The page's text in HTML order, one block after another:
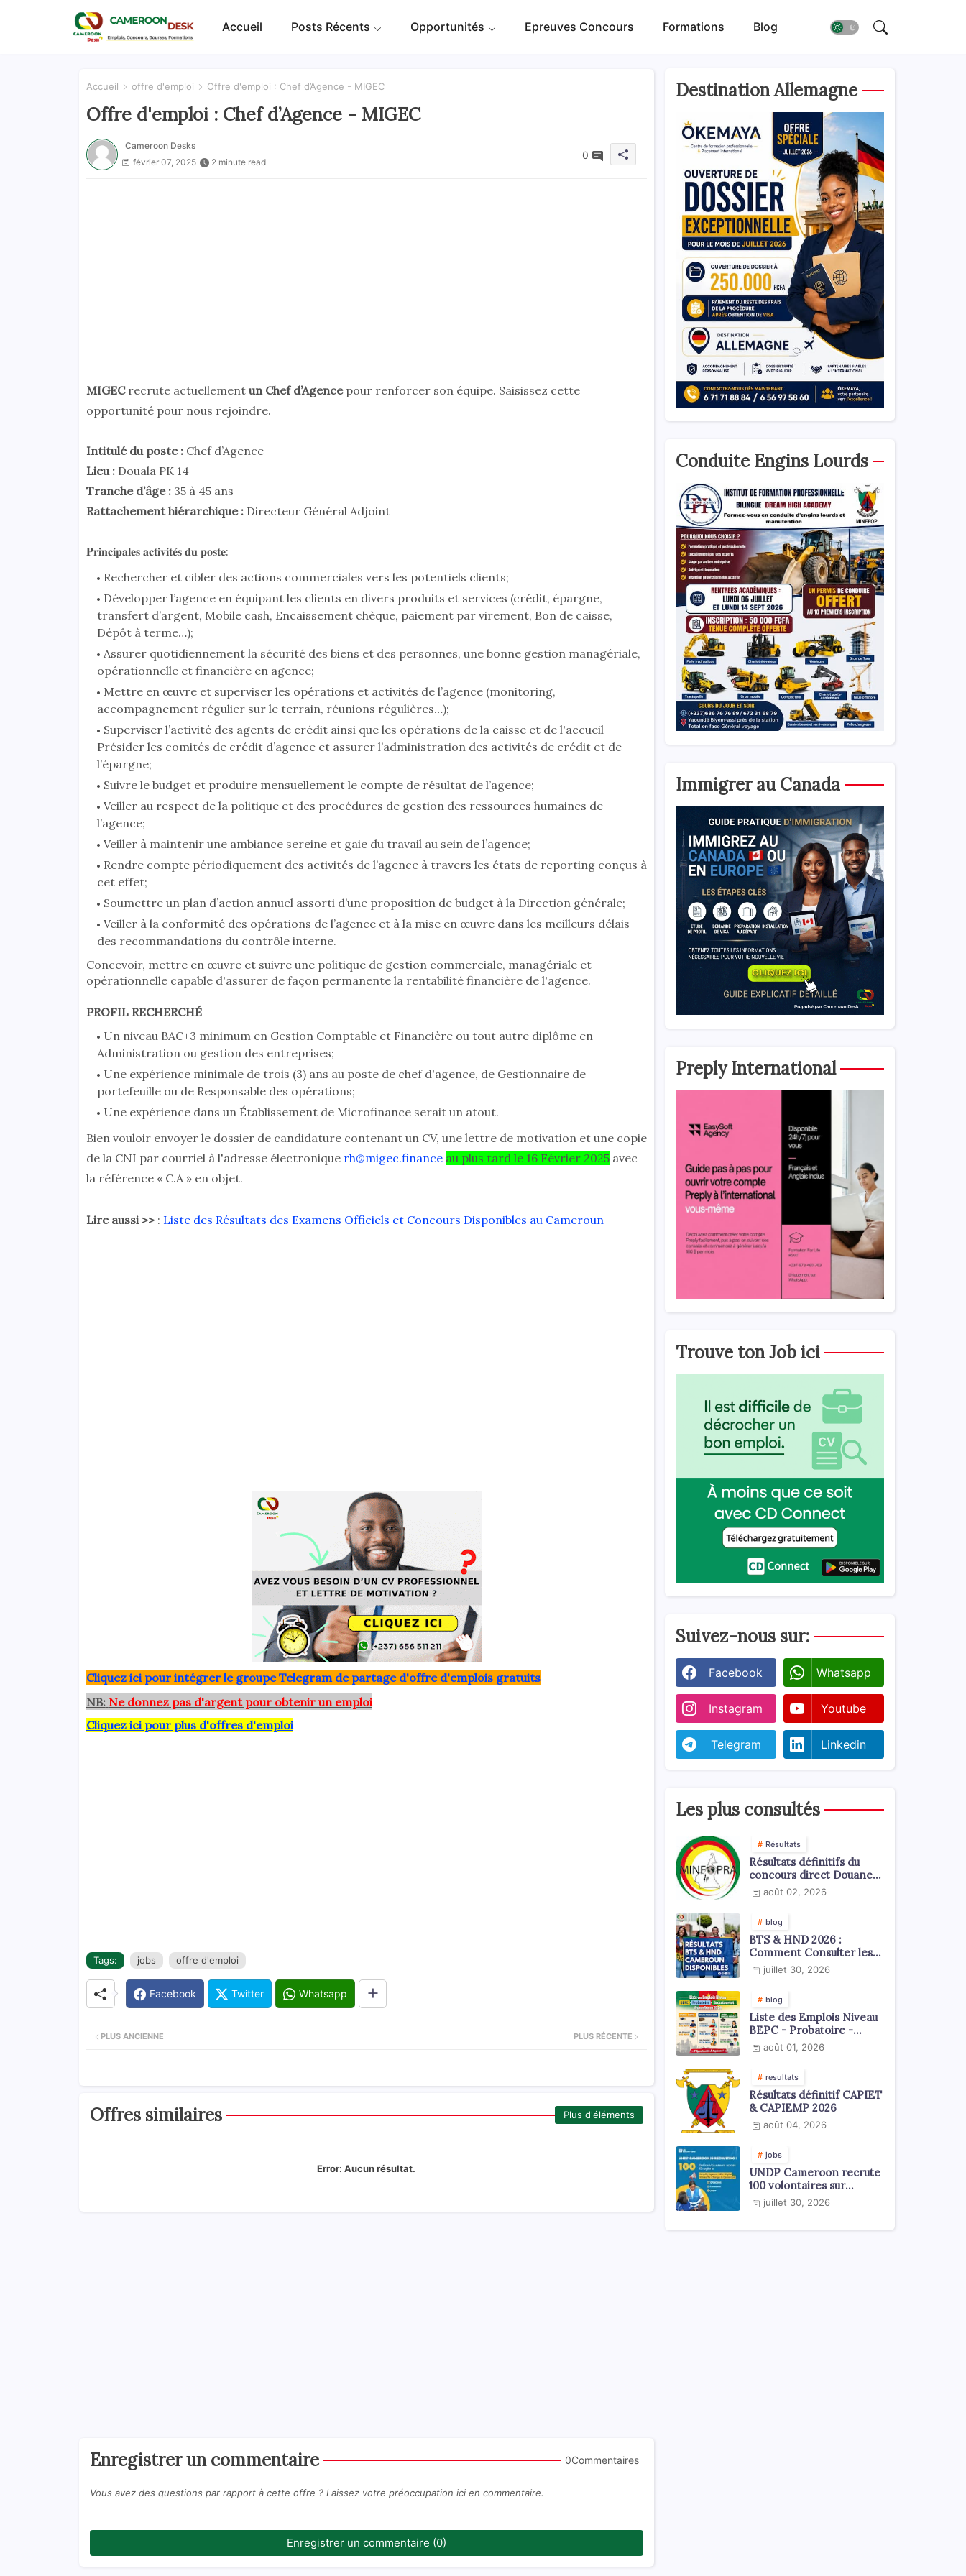
Accueil Posts Récents Opportunités Epreuves Concours Formations Blog
Accueil offre d'emploi Offre d'emploi : Chef d’Agence - MIGEC
Offre d'emploi : Chef d’Agence - MIGEC
Cameroon Desks
février 07, 2025
2 minute read
0
MIGECrecrute actuellement un Chef d’Agencepour renforcer son équipe. Saisissez cette
opportunité pour nous rejoindre.
Intitulé du poste : Chef d’Agence
Lieu :Douala PK 14
Tranche d’âge : 35 à 45 ans
Rattachement hiérarchique : Directeur Général Adjoint
𝐏𝐫𝐢𝐧𝐜𝐢𝐩𝐚𝐥𝐞𝐬 𝐚𝐜𝐭𝐢𝐯𝐢𝐭𝐞́𝐬 𝐝𝐮 𝐩𝐨𝐬𝐭𝐞:
Rechercher et cibler des actions commerciales vers les potentiels clients;
Développer l’agence en équipant les clients en divers produits et services (crédit, épargne,
transfert d’argent, Mobile cash, Encaissement chèque, paiement par virement, Bon de caisse,
Dépôt à terme…);
Assurer quotidiennement la sécurité des biens et des personnes, une bonne gestion managériale,
opérationnelle et financière en agence;
Mettre en œuvre et superviser les opérations et activités de l’agence (monitoring,
accompagnement régulier sur le terrain, réunions régulières…);
Superviser l’activité des agents de crédit ainsi que les opérations de la caisse et de l'accueil
Présider les comités de crédit d’agence et assurer l’administration des activités de crédit et de
l’épargne;
Suivre le budget et produire mensuellement le compte de résultat de l’agence;
Veiller au respect de la politique et des procédures de gestion des ressources humaines de
l’agence;
Veiller à maintenir une ambiance sereine et gaie du travail au sein de l’agence;
Rendre compte périodiquement des activités de l’agence à travers les états de reporting conçus à
cet effet;
Soumettre un plan d’action annuel assorti d’une proposition de budget à la Direction générale;
Veiller à la conformité des opérations de l’agence et à la mise en œuvre dans les meilleurs délais
des recommandations du contrôle interne.
Concevoir, mettre en œuvre et suivre une politique de gestion commerciale, managériale et
opérationnelle capable d'assurer de façon permanente la rentabilité financière de l'agence.
PROFIL RECHERCHÉ
Un niveau BAC+3 minimum en Gestion Comptable et Financière ou tout autre diplôme en
Administration ou gestion des entreprises;
Une expérience minimale de trois (3) ans au poste de chef d'agence, de Gestionnaire de
portefeuille ou de Responsable des opérations;
Une expérience dans un Établissement de Microfinance serait un atout.
Bien vouloir envoyer le dossier de candidature contenant un CV, une lettre de motivation et une copie
de la CNI par courriel à l'adresse électronique rh@migec.finance au plus tard le 16 Février 2025avec
la référence « C.A » en objet.
Lire aussi >>: Liste des Résultats des Examens Officiels et Concours Disponibles au Cameroun
Cliquez ici pour intégrer le groupe Telegram de partage d'offre d'emplois gratuits
NB: Ne donnez pas d'argent pour obtenir un emploi
Cliquez ici pour plus d'offres d'emploi
Tags: jobs offre d'emploi
Facebook Twitter Whatsapp
PLUS RÉCENTE
PLUS ANCIENNE
Offres similaires Plus d'éléments
Error: Aucun résultat.
Enregistrer un commentaire 0Commentaires
Vous avez des questions par rapport à cette offre ? Laissez votre préoccupation ici en commentaire.
Enregistrer un commentaire (0)
Destination Allemagne
Conduite Engins Lourds
Immigrer au Canada
Preply International
Trouve ton Job ici
Suivez-nous sur:
Facebook Whatsapp
Instagram Youtube
Telegram Linkedin
Les plus consultés
Résultats
Résultats définitifs du
concours direct Douanes
2026août 02, 2026
blog
BTS & HND 2026 :
Comment Consulter les
Résultats ?
juillet 30, 2026
blog
Liste des Emplois Niveau
BEPC - Probatoire -
Baccalauréat dispoblible
en 2026
août 01, 2026
resultats
Résultats définitif CAPIET
& CAPIEMP 2026
août 04, 2026
jobs
UNDP Cameroon recrute
100 volontaires sur
l'échelle du territoire
national
juillet 30, 2026